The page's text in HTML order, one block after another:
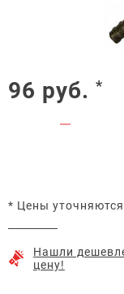
96 руб. *
* Цены
Нашли
цену!